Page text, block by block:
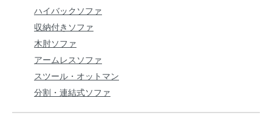
ハイバックソファ
収納付きソファ
木肘ソファ
アームレスソファ
スツール・オットマン
分割・連結式ソファ